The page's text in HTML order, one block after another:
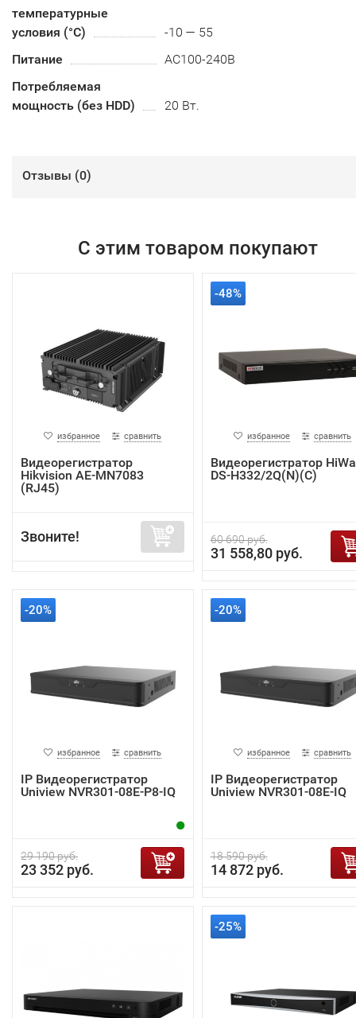
температурные
условия (°С)
-10 — 55
Питание
AC100-240B
Потребляемая
мощность (без HDD)
20 Вт.
Отзывы (0)
С этим товаром покупают
избранное сравнить
Видеорегистратор
Hikvision AE-MN7083
(RJ45)
Звоните!
-48%
избранное сравнить
Видеорегистратор
DS-H332/2Q(N)(C)
60 690 руб.
31 558,80 руб.
-20%
избранное сравнить
IP Видеорегистратор
Uniview NVR301-08E-P8-IQ
29 190 руб.
23 352 руб.
-20%
избранное сравнить
IP Видеорегистратор
Uniview NVR301-08E-IQ
18 590 руб.
14 872 руб.
-25%